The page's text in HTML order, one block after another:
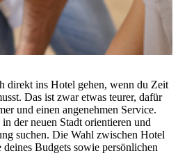
direkt ins Hotel gehen, wenn du Zeit
Das ist zwar etwas teurer, dafür
und einen angenehmen Service.
der neuen Stadt orientieren und
suchen. Die Wahl zwischen Hotel
Budgets sowie persönlichen